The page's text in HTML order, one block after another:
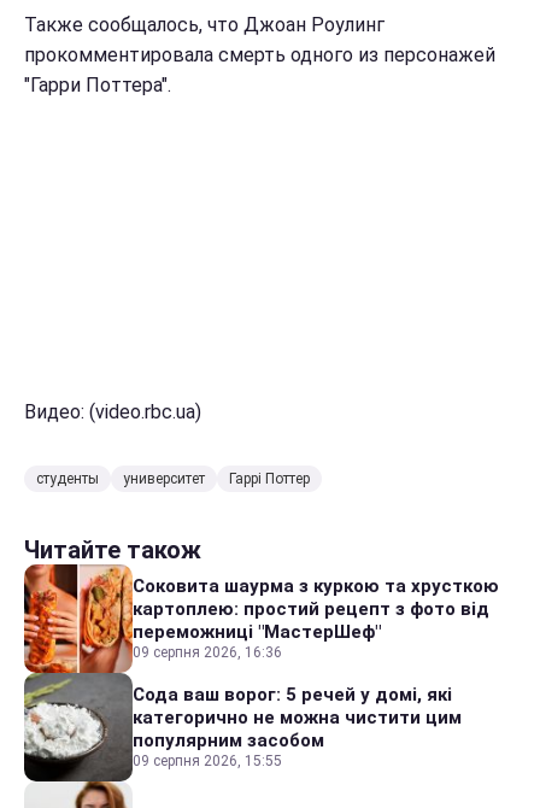
Также сообщалось, что Джоан Роулинг
прокомментировала смерть одного из персонажей
"Гарри Поттера".
Видео: (video.rbc.ua)
студенты университет Гаррі Поттер
Читайте також
Соковита шаурма з куркою та хрусткою
картоплею: простий рецепт з фото від
переможниці "МастерШеф"
09 серпня 2026, 16:36
Сода ваш ворог: 5 речей у домі, які
категорично не можна чистити цим
популярним засобом
09 серпня 2026, 15:55